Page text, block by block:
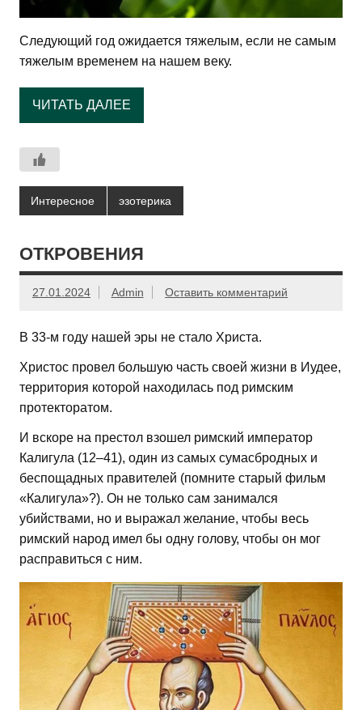
Следующий год ожидается тяжелым, если не самым
тяжелым временем на нашем веку.
ЧИТАТЬ ДАЛЕЕ
Интересное эзотерика
ОТКРОВЕНИЯ
27.01.2024 Admin Оставить комментарий
В 33-м году нашей эры не стало Христа.
Христос провел большую часть своей жизни в Иудее,
территория которой находилась под римским
протекторатом.
И вскоре на престол взошел римский император
Калигула (12–41), один из самых сумасбродных и
беспощадных правителей (помните старый фильм
«Калигула»?). Он не только сам занимался
убийствами, но и выражал желание, чтобы весь
римский народ имел бы одну голову, чтобы он мог
расправиться с ним.